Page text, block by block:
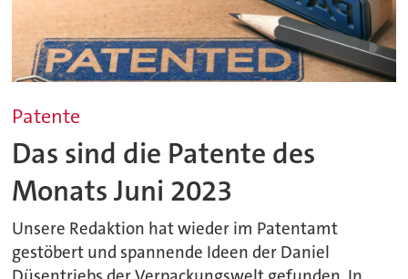
Patente
Das sind die Patente des
Monats Juni 2023
Unsere Redaktion hat wieder im Patentamt
gestöbert und spannende Ideen der Daniel